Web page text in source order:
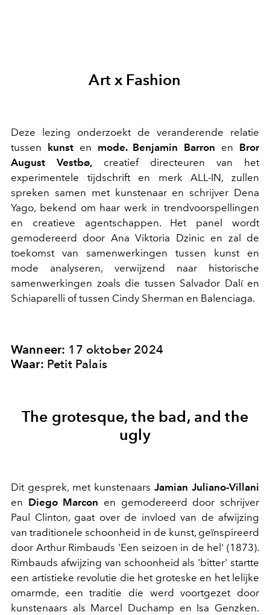
Art x Fashion
Deze lezing onderzoekt de veranderende relatie
tussen
kunsten mode. Benjamin Barron en Bror
August Vestbø, creatief directeuren van het
experimentele tijdschrift en merk ALL-IN, zullen
spreken samen met kunstenaar en schrijver Dena
Yago, bekend om haar werk in trendvoorspellingen
en creatieve agentschappen. Het panel wordt
gemodereerd door Ana Viktoria Dzinic en zal de
toekomst van samenwerkingen tussen kunst en
mode analyseren, verwijzend naar historische
samenwerkingen zoals die tussen Salvador Dalí en
Schiaparelli of tussen Cindy Sherman en Balenciaga.
Wanneer: 17 oktober 2024
Waar: Petit Palais
The grotesque, the bad, and the
ugly
Dit gesprek, met kunstenaars Jamian Juliano-Villani
en Diego Marcon en gemodereerd door schrijver
Paul Clinton, gaat over de invloed van de afwijzing
van traditionele schoonheid in de kunst, geïnspireerd
door Arthur Rimbauds 'Een seizoen in de hel' (1873).
Rimbauds afwijzing van schoonheid als 'bitter' startte
een artistieke revolutie die het groteske en het lelijke
omarmde, een traditie die werd voortgezet door
kunstenaars als Marcel Duchamp en Isa Genzken.